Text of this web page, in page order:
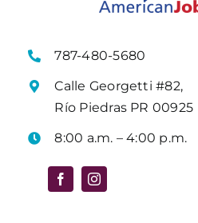
787-480-5680
Calle Georgetti #82,
Río Piedras PR 00925
8:00 a.m. – 4:00 p.m.